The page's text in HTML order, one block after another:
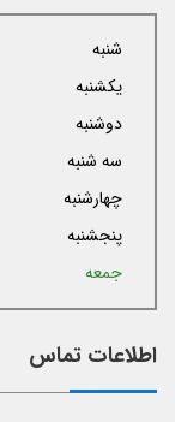
شنبه
یکشنبه
دوشنبه
سه شنبه
چهارشنبه
پنجشنبه
جمعه
اطلاعات تماس